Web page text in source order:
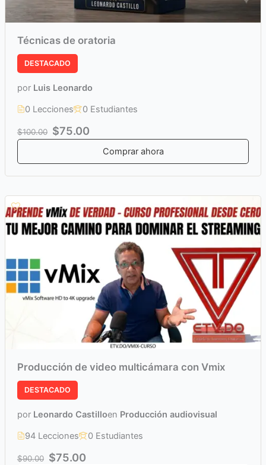
Técnicas de oratoria
DESTACADO
por Luis Leonardo
0 Lecciones
0 Estudiantes
$100.00 $75.00
Comprar ahora
Producción de video multicámara con Vmix
DESTACADO
por Leonardo Castilloen Producción audiovisual
94 Lecciones
0 Estudiantes
$90.00 $75.00